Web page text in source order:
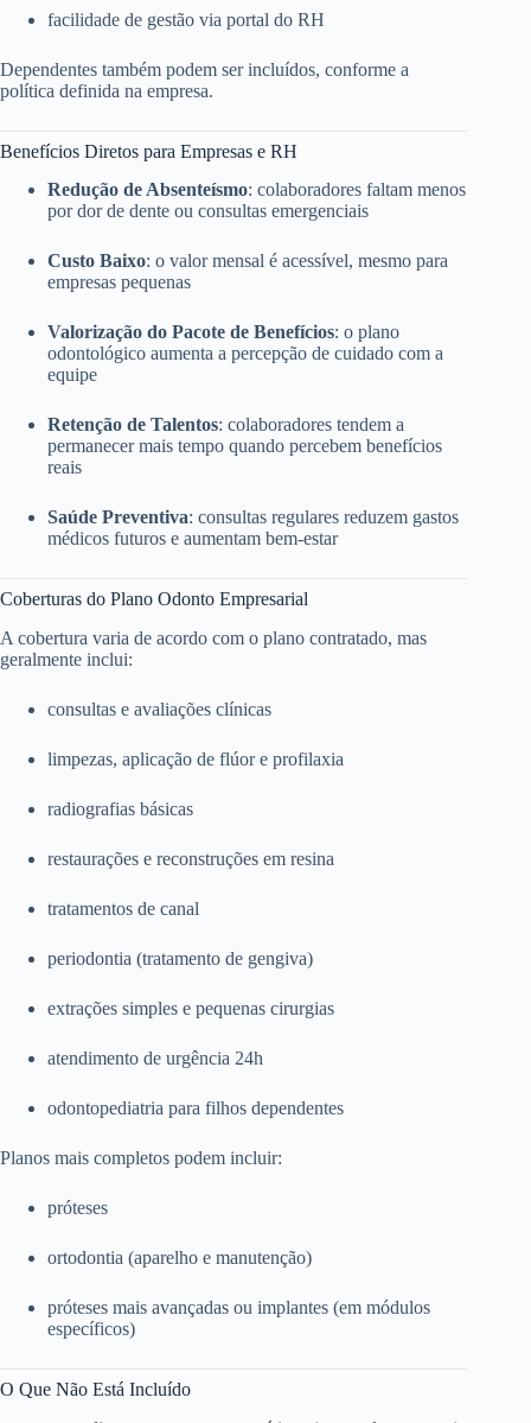
facilidade de gestão via portal do RH
Dependentes também podem ser incluídos, conforme a
política definida na empresa.
Benefícios Diretos para Empresas e RH
Redução de Absenteísmo: colaboradores faltam menos
por dor de dente ou consultas emergenciais
Custo Baixo: o valor mensal é acessível, mesmo para
empresas pequenas
Valorização do Pacote de Benefícios: o plano
odontológico aumenta a percepção de cuidado com a
equipe
Retenção de Talentos: colaboradores tendem a
permanecer mais tempo quando percebem benefícios
reais
Saúde Preventiva: consultas regulares reduzem gastos
médicos futuros e aumentam bem-estar
Coberturas do Plano Odonto Empresarial
A cobertura varia de acordo com o plano contratado, mas
geralmente inclui:
consultas e avaliações clínicas
limpezas, aplicação de flúor e profilaxia
radiografias básicas
restaurações e reconstruções em resina
tratamentos de canal
periodontia (tratamento de gengiva)
extrações simples e pequenas cirurgias
atendimento de urgência 24h
odontopediatria para filhos dependentes
Planos mais completos podem incluir:
próteses
ortodontia (aparelho e manutenção)
próteses mais avançadas ou implantes (em módulos
específicos)
O Que Não Está Incluído